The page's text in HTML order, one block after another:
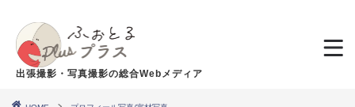
出張撮影・写真撮影の総合Webメディア